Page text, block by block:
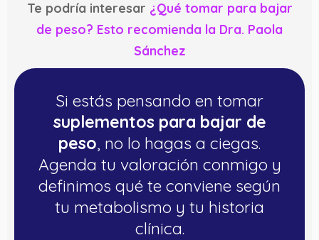
Te podría interesar ¿Qué tomar para bajar
de peso? Esto recomienda la Dra. Paola
Sánchez
Si estás pensando en tomar
suplementos para bajar de
peso, no lo hagas a ciegas.
Agenda tu valoración conmigo y
definimos qué te conviene según
tu metabolismo y tu historia
clínica.